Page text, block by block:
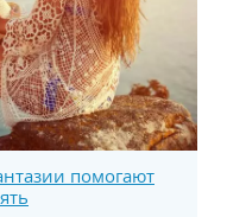
помогают